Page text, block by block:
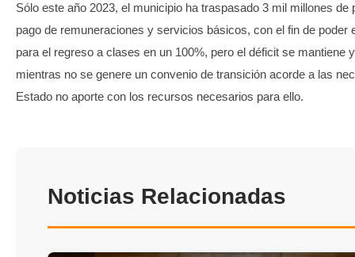
Sólo este año 2023, el municipio ha traspasado 3 mil millones de
pago de remuneraciones y servicios básicos, con el fin de poder
para el regreso a clases en un 100%, pero el déficit se mantiene
mientras no se genere un convenio de transición acorde a las
Estado no aporte con los recursos necesarios para ello.
Noticias Relacionadas